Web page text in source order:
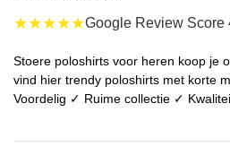
★★★★★Google Review Score
Stoere poloshirts voor heren koop je
vind hier trendy poloshirts met korte
Voordelig ✓ Ruime collectie ✓